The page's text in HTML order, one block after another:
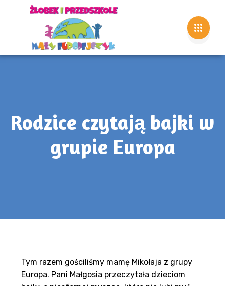
Rodzice czytają bajki w
grupie Europa
Tym razem gościliśmy mamę Mikołaja z grupy
Europa. Pani Małgosia przeczytała dzieciom